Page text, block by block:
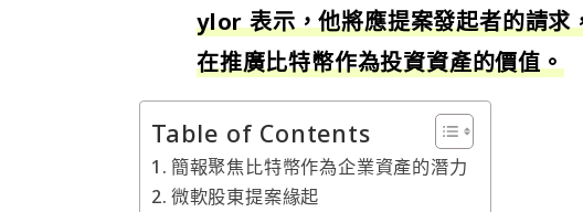
ylor 表示，他將應提案發起者的請求
在推廣比特幣作為投資資產的價值。
Table of Contents
簡報聚焦比特幣作為企業資產的潛力
微軟股東提案緣起